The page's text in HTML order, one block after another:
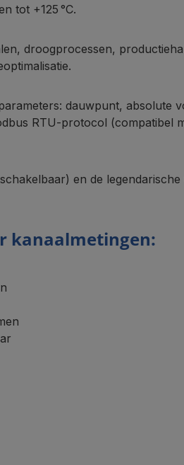
tot +125 °C.
droogprocessen,
dauwpunt, absolute
RTU‑protocol (compatibel
en de legendarische
kanaalmetingen: